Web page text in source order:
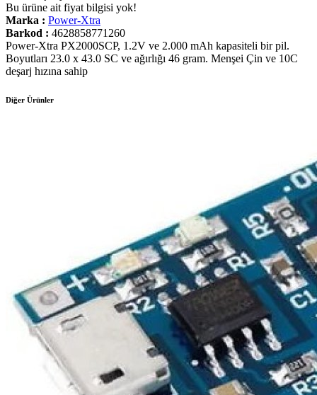
Bu ürüne ait fiyat bilgisi yok!
Marka : Power-Xtra
Barkod : 4628858771260
Power-Xtra PX2000SCP, 1.2V ve 2.000 mAh kapasiteli bir pil.
Boyutları 23.0 x 43.0 SC ve ağırlığı 46 gram. Menşei Çin ve 10C
deşarj hızına sahip
Diğer Ürünler